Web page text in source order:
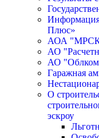
Плюс»
АОА "МРСК
АО
АО
Гаражная
О
эскроу